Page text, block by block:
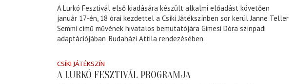
A Lurkó Fesztivál első kiadására készült alkalmi előadást követően
január 17-én, 18 órai kezdettel a Csíki Játékszínben sor kerül Janne Teller
Semmi című művének hivatalos bemutatójára Gimesi Dóra színpadi
adaptációjában, Budaházi Attila rendezésében.
CSÍKI JÁTÉKSZÍN
A LURKÓ FESZTIVÁL PROGRAMJA